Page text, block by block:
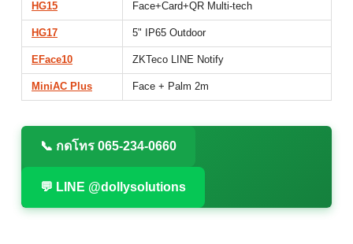
HG15 Face+Card+QR Multi-tech
HG17 5" IP65 Outdoor
EFace10 ZKTeco LINE Notify
MiniAC Plus Face + Palm 2m
📞 กดโทร 065-234-0660
💬 LINE @dollysolutions